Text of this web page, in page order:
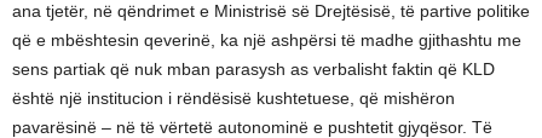
ana tjetër, në qëndrimet e Ministrisë së Drejtësisë, të partive politike
që e mbështesin qeverinë, ka një ashpërsi të madhe gjithashtu me
sens partiak që nuk mban parasysh as verbalisht faktin që KLD
është një institucion i rëndësisë kushtetuese, që mishëron
pavarësinë – në të vërtetë autonominë e pushtetit gjyqësor. Të